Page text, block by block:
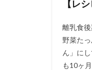
【レ
離乳食
野菜た
ん」に
も10ヶ